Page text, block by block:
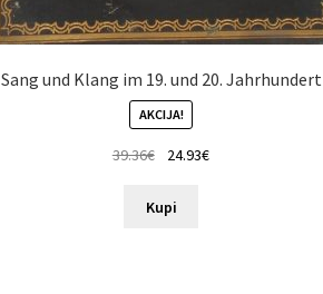
Sang und Klang im 19. und 20. Jahrhundert
AKCIJA!
39.36€ 24.93€
Kupi